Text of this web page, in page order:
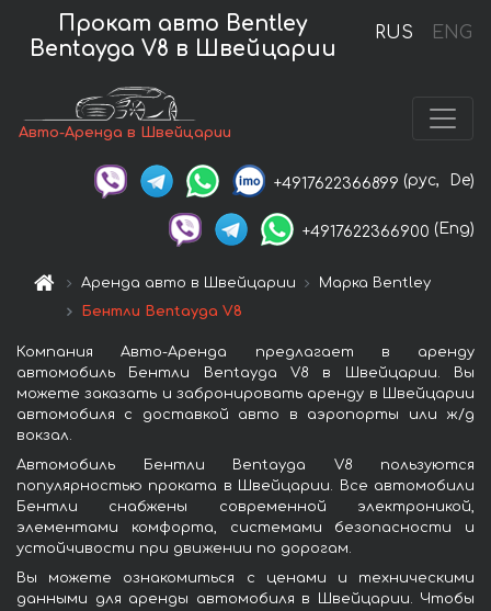
RUS ENG
Прокат авто Bentley
Bentayga V8 в Швейцарии
Авто-Аренда в Швейцарии
+4917622366899 (рус, De)
+4917622366900 (Eng)
Аренда авто в Швейцарии
Марка Bentley
Бентли Bentayga V8
Компания Авто-Аренда предлагает в аренду
автомобиль Бентли Bentayga V8 в Швейцарии. Вы
можете заказать и забронировать аренду в Швейцарии
автомобиля с доставкой авто в аэропорты или ж/д
вокзал.
Автомобиль Бентли Bentayga V8 пользуются
популярностью проката в Швейцарии. Все автомобили
Бентли снабжены современной электроникой,
элементами комфорта, системами безопасности и
устойчивости при движении по дорогам.
Вы можете ознакомиться с ценами и техническими
данными для аренды автомобиля в Швейцарии. Чтобы